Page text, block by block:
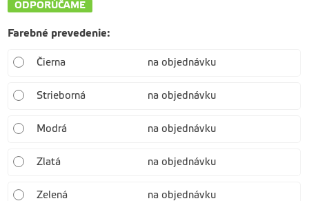
ODPORÚČAME
Farebné prevedenie:
Čierna na objednávku
Strieborná na objednávku
Modrá na objednávku
Zlatá na objednávku
Zelená na objednávku